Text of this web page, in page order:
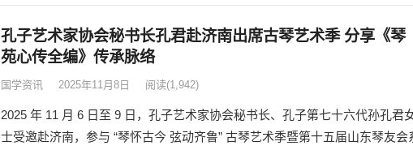
孔子艺术家协会秘书长孔君赴济南出席古琴艺术季 分享《琴
苑心传全编》传承脉络
国学资讯 2025年11月8日 阅读(1,942)
2025 年 11 月 6 日至 9 日，孔子艺术家协会秘书长、孔子第七十六代孙孔君
士受邀赴济南，参与 “琴怀古今 弦动齐鲁” 古琴艺术季暨第十五届山东琴友会